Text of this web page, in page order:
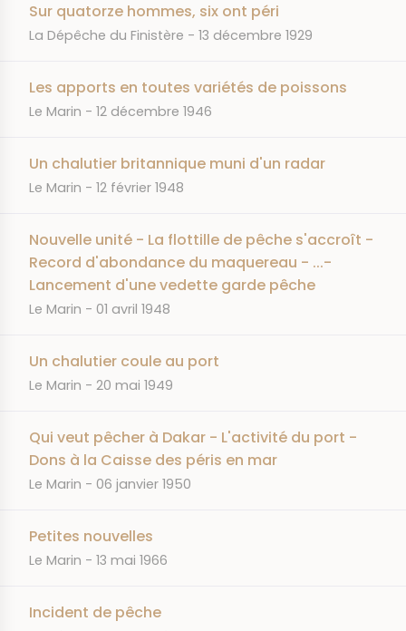
Sur quatorze hommes, six ont péri
JOURNAL
La Dépêche du Finistère DATE
13 décembre 1929
Les apports en toutes variétés de poissons
JOURNAL
Le Marin DATE
12 décembre 1946
Un chalutier britannique muni d'un radar
JOURNAL
Le Marin DATE
12 février 1948
Nouvelle unité - La flottille de pêche s'accroît -
Record d'abondance du maquereau - ...-
Lancement d'une vedette garde pêche
JOURNAL
Le Marin DATE
01 avril 1948
Un chalutier coule au port
JOURNAL
Le Marin DATE
20 mai 1949
Qui veut pêcher à Dakar - L'activité du port -
Dons à la Caisse des péris en mar
JOURNAL
Le Marin DATE
06 janvier 1950
Petites nouvelles
JOURNAL
Le Marin DATE
13 mai 1966
Incident de pêche